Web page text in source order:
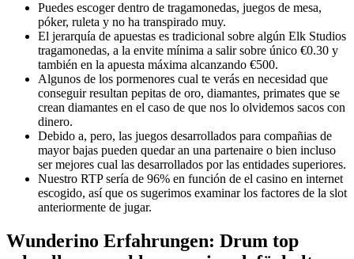
Puedes escoger dentro de tragamonedas, juegos de mesa,
póker, ruleta y no ha transpirado muy.
El jerarquía de apuestas es tradicional sobre algún Elk Studios
tragamonedas, a la envite mínima a salir sobre único €0.30 y
también en la apuesta máxima alcanzando €500.
Algunos de los pormenores cual te verás en necesidad que
conseguir resultan pepitas de oro, diamantes, primates que se
crean diamantes en el caso de que nos lo olvidemos sacos con
dinero.
Debido a, pero, las juegos desarrollados para compañias de
mayor bajas pueden quedar an una partenaire o bien incluso
ser mejores cual las desarrollados por las entidades superiores.
Nuestro RTP serí­a de 96% en función de el casino en internet
escogido, así que os sugerimos examinar los factores de la slot
anteriormente de jugar.
Wunderino Erfahrungen: Drum top